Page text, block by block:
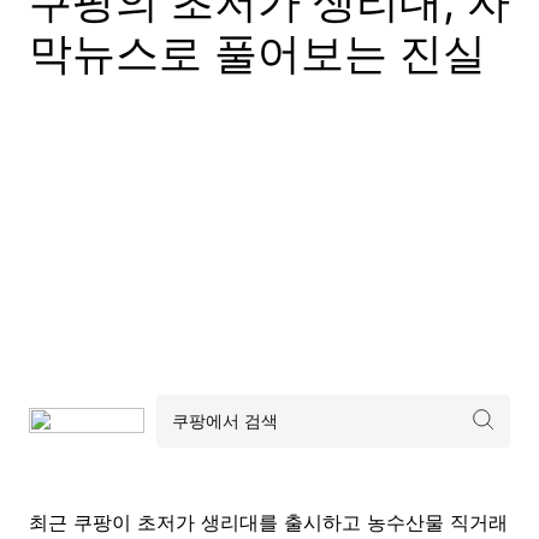
막뉴스로 풀어보는 진실
최근 쿠팡이 초저가 생리대를 출시하고 농수산물 직거래